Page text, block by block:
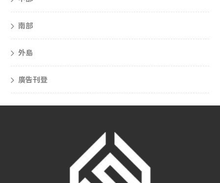
南部
外島
廣告刊登